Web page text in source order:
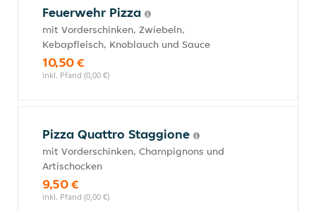
Feuerwehr Pizza
mit Vorderschinken, Zwiebeln,
Kebapfleisch, Knoblauch und Sauce
10,50 €
inkl. Pfand (0,00 €)
Pizza Quattro Staggione
mit Vorderschinken, Champignons und
Artischocken
9,50 €
inkl. Pfand (0,00 €)